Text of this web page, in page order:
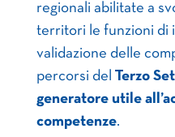
regionali abilitate a
territori le funzioni di
validazione delle
percorsi del Terzo
generatore utile
competenze.